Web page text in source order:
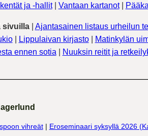
ja -hallit| Vantaan kartanot|
sivuilla| Ajantasainen listaus urheilun
| Lippulaivan kirjasto|
Matinkylän
ennen sotia
Nuuksin reitit ja
vihreät| Eroseminaari syksyllä 2026